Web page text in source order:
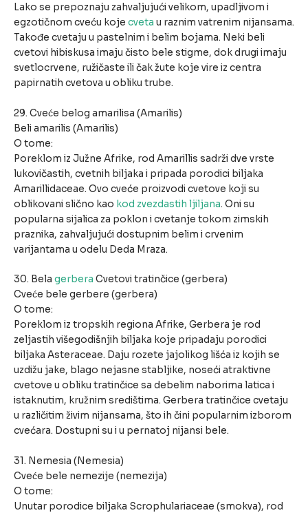
Lako se prepoznaju zahvaljujući velikom, upadljivom i
egzotičnom cveću koje cveta u raznim vatrenim nijansama.
Takođe cvetaju u pastelnim i belim bojama. Neki beli
cvetovi hibiskusa imaju čisto bele stigme, dok drugi imaju
svetlocrvene, ružičaste ili čak žute koje vire iz centra
papirnatih cvetova u obliku trube.
29. Cveće belog amarilisa (Amarilis)
Beli amarilis (Amarilis)
O tome:
Poreklom iz Južne Afrike, rod Amarillis sadrži dve vrste
lukovičastih, cvetnih biljaka i pripada porodici biljaka
Amarillidaceae. Ovo cveće proizvodi cvetove koji su
oblikovani slično kao kod zvezdastih ljiljana. Oni su
popularna sijalica za poklon i cvetanje tokom zimskih
praznika, zahvaljujući dostupnim belim i crvenim
varijantama u odelu Deda Mraza.
30. Bela gerbera Cvetovi tratinčice (gerbera)
Cveće bele gerbere (gerbera)
O tome:
Poreklom iz tropskih regiona Afrike, Gerbera je rod
zeljastih višegodišnjih biljaka koje pripadaju porodici
biljaka Asteraceae. Daju rozete jajolikog lišća iz kojih se
uzdižu jake, blago nejasne stabljike, noseći atraktivne
cvetove u obliku tratinčice sa debelim naborima latica i
istaknutim, kružnim središtima. Gerbera tratinčice cvetaju
u različitim živim nijansama, što ih čini popularnim izborom
cvećara. Dostupni su i u pernatoj nijansi bele.
31. Nemesia (Nemesia)
Cveće bele nemezije (nemezija)
O tome:
Unutar porodice biljaka Scrophulariaceae (smokva), rod